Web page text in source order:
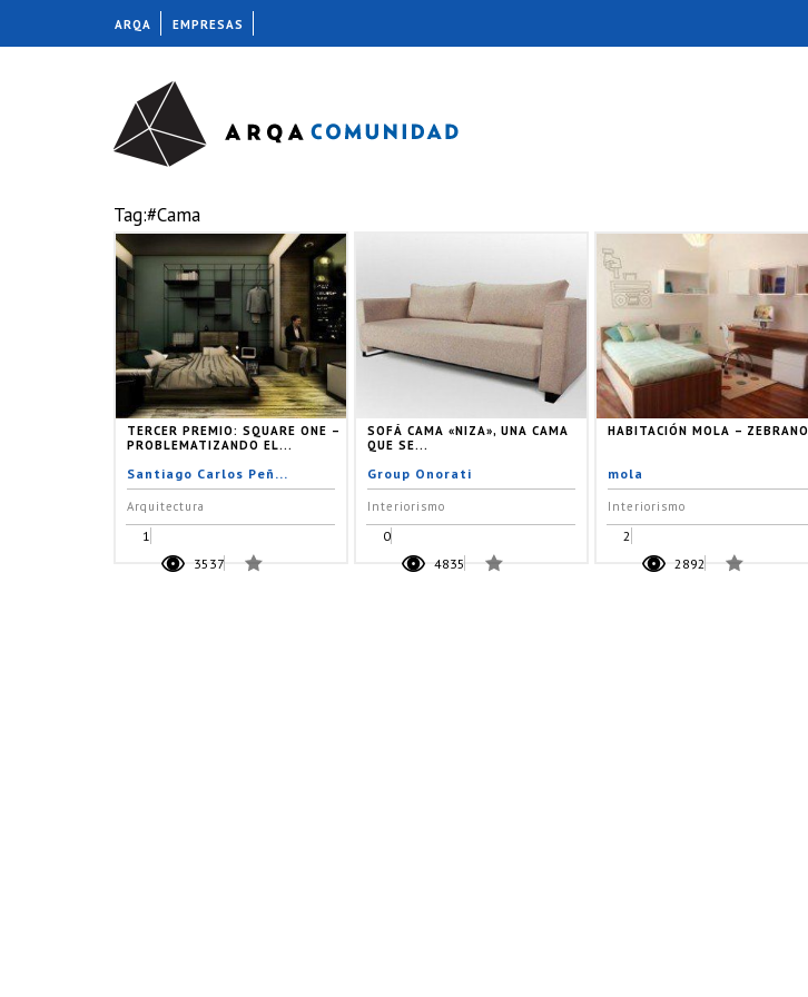
Tag:#Cama
TERCER PREMIO: SQUARE ONE –
PROBLEMATIZANDO EL...
Santiago Carlos Peñ...
Arquitectura
1
3537
SOFÁ CAMA «NIZA», UNA CAMA
QUE SE...
Group Onorati
Interiorismo
0
4835
HABITACIÓN MOLA – ZEBRANO
mola
Interiorismo
2
2892
ARQA EMPRESAS